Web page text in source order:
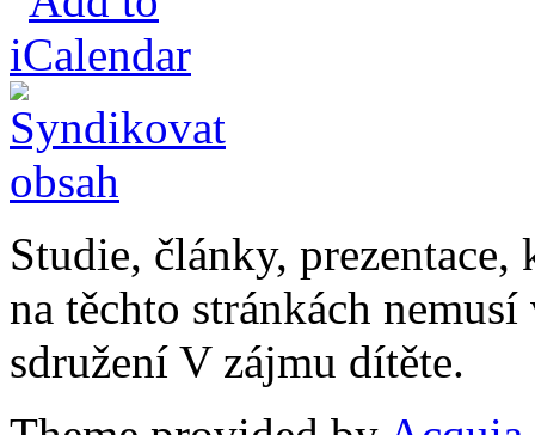
Studie, články,
na těchto stránkách
sdružení V zájmu dítěte.